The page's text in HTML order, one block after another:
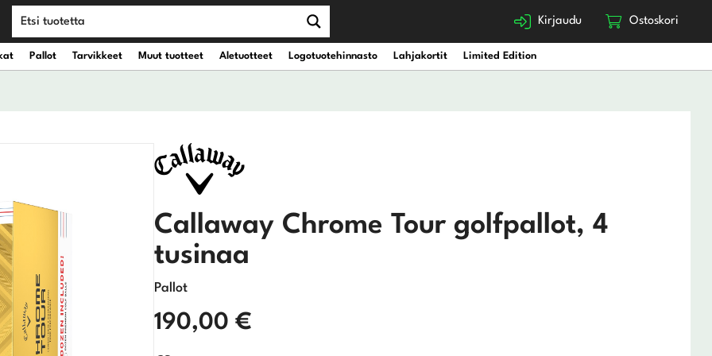
Kirjaudu Ostoskori
Pallot Tarvikkeet Muut tuotteet Aletuotteet Logotuotehinnasto Lahjakortit Limited Edition
Callaway Chrome Tour golfpallot, 4
tusinaa
Pallot
190,00 €